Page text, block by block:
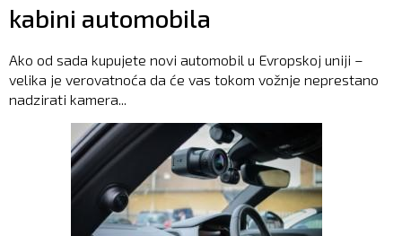
kabini automobila
Ako od sada kupujete novi automobil u Evropskoj uniji –
velika je verovatnoća da će vas tokom vožnje neprestano
nadzirati kamera...